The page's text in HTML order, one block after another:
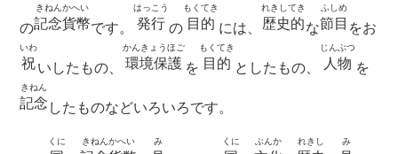
の記念貨幣
きねんかへい
です。 発行
はっこう
の 目的
もくてき
には、 歴史的
れきしてき
な節目
ふしめ
をお
祝
いわ
いしたもの、 環境保護
かんきょうほご
を 目的
もくてき
としたもの、 人物
じんぶつ
を
記念
きねん
したものなどいろいろです。
くに きねんかへい み くに ぶんか れきし み